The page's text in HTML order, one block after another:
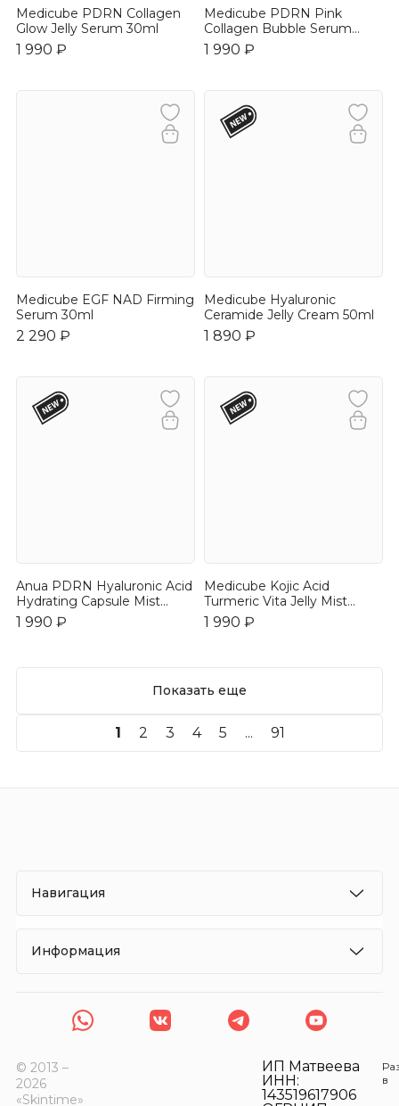
Medicube PDRN Collagen
Glow Jelly Serum 30ml
1 990 ₽
Medicube PDRN Pink
Collagen Bubble Serum
95ml
1 990 ₽
Medicube EGF NAD Firming
Serum 30ml
2 290 ₽
Medicube Hyaluronic
Ceramide Jelly Cream 50ml
1 890 ₽
Anua PDRN Hyaluronic Acid
Hydrating Capsule Mist
30ml
1 990 ₽
Medicube Kojic Acid
Turmeric Vita Jelly Mist
Serum 100ml
1 990 ₽
Показать еще
1 2 3 4 5 ... 91
Навигация
Информация
© 2013 –
2026
«Skintime»
ИП Матвеева
ИНН:
143519617906
в